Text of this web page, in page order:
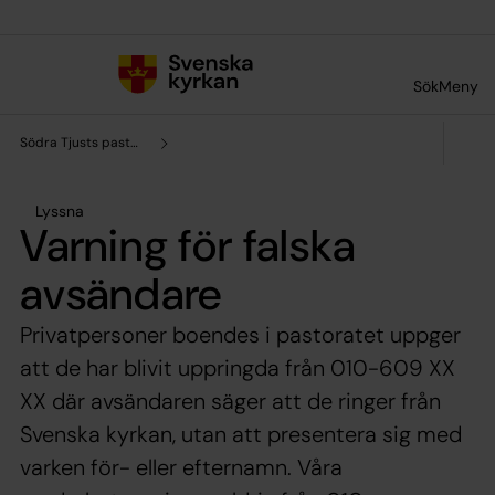
SökMeny
Södra Tjusts pastorat
Lyssna
Varning för falska
avsändare
Privatpersoner boendes i pastoratet uppger
att de har blivit uppringda från 010-609 XX
XX där avsändaren säger att de ringer från
Svenska kyrkan, utan att presentera sig med
varken för- eller efternamn. Våra